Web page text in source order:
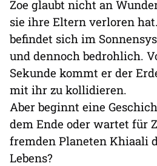
Zoe glaubt nicht an
sie ihre Eltern verloren
befindet sich im
und dennoch bedrohlich.
Sekunde kommt er der
mit ihr zu kollidieren.
Aber beginnt eine
dem Ende oder wartet für
fremden Planeten Khiaali
Lebens?